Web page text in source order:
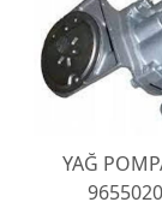
YAĞ